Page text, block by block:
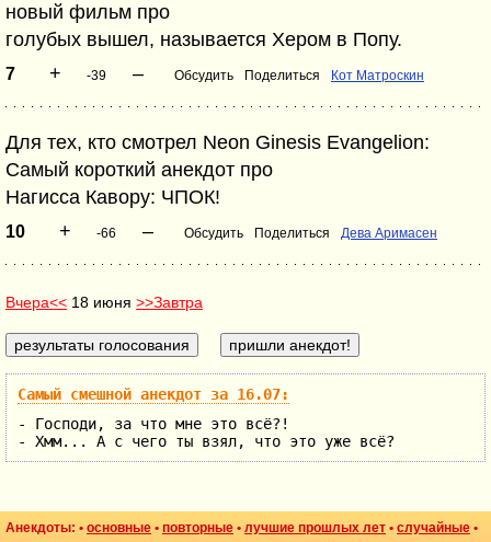
новый фильм про
голубых вышел, называется Хером в Попу.
7 + -39 – Обсудить Поделиться Кот Матроскин
Для тех, кто смотрел Neon Ginesis Evangelion:
Самый короткий анекдот про
Нагисса Кавору: ЧПОК!
10 + -66 – Обсудить Поделиться Дева Аримасен
Вчера<< 18 июня >>Завтра
Самый смешной анекдот за 16.07:
- Господи, за что мне это всё?!
- Хмм... А с чего ты взял, что это уже всё?
Анекдоты: • основные • повторные • лучшие прошлых лет • случайные •